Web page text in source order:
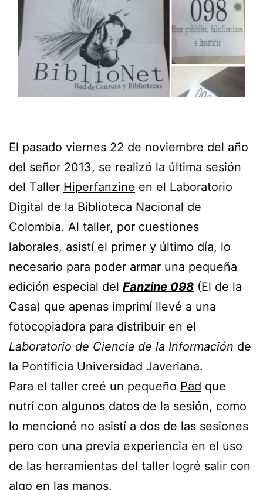
El pasado viernes 22 de noviembre del año
del señor 2013, se realizó la última sesión
del Taller Hiperfanzine en el Laboratorio
Digital de la Biblioteca Nacional de
Colombia. Al taller, por cuestiones
laborales, asistí el primer y último día, lo
necesario para poder armar una pequeña
edición especial del Fanzine 098 (El de la
Casa) que apenas imprimí llevé a una
fotocopiadora para distribuir en el
Laboratorio de Ciencia de la Información de
la Pontificia Universidad Javeriana.
Para el taller creé un pequeño Pad que
nutrí con algunos datos de la sesión, como
lo mencioné no asistí a dos de las sesiones
pero con una previa experiencia en el uso
de las herramientas del taller logré salir con
algo en las manos.